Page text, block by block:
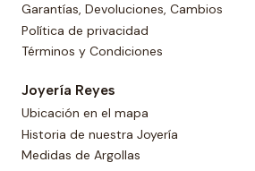
Garantías, Devoluciones, Cambios
Política de privacidad
Términos y Condiciones
Joyería Reyes
Ubicación en el mapa
Historia de nuestra Joyería
Medidas de Argollas